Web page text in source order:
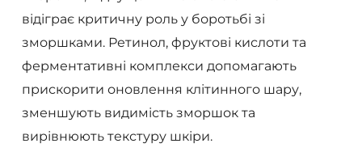
відіграє критичну роль у боротьбі зі
зморшками. Ретинол, фруктові кислоти та
ферментативні комплекси допомагають
прискорити оновлення клітинного шару,
зменшують видимість зморшок та
вирівнюють текстуру шкіри.